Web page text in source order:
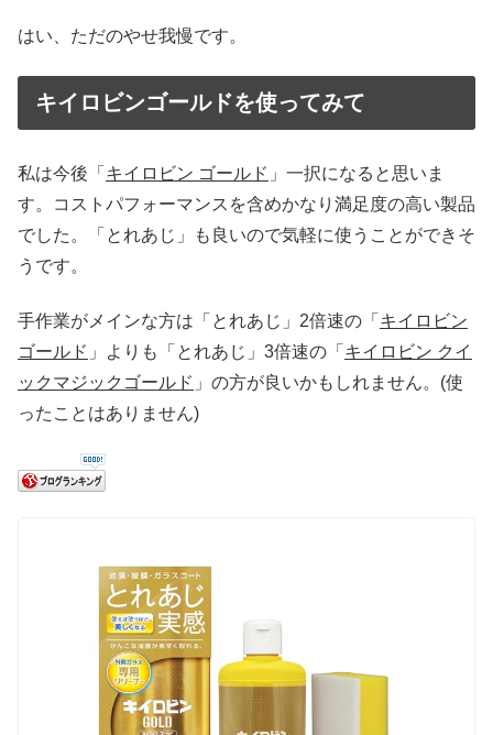
はい、ただのやせ我慢です。
キイロビンゴールドを使ってみて
私は今後「 キイロビン ゴールド 」一択になると思いま
す。コストパフォーマンスを含めかなり満足度の高い製品
でした。「とれあじ」も良いので気軽に使うことができそ
うです。
手作業がメインな方は「とれあじ」2倍速の「 キイロビン
ゴールド 」よりも「とれあじ」3倍速の「 キイロビン クイ
ックマジックゴールド 」の方が良いかもしれません。(使
ったことはありません)